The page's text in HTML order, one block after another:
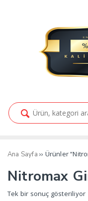
Ana Sayfa ›› Ürünler
Nitromax
Tek bir sonuç gösteriliyor